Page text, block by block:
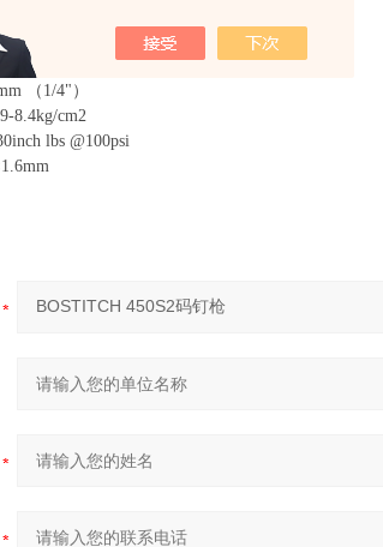
（min）-50mm（max）
（1"）
（1/4"）
8.4kg/cm2
lbs @100psi
1.6mm